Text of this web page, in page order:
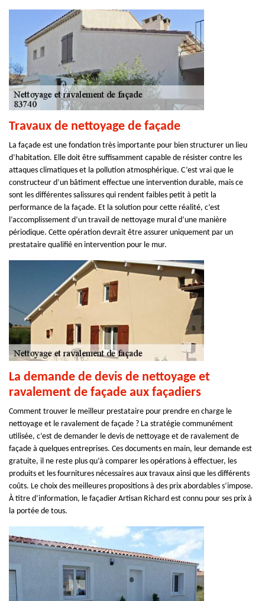
Travaux de nettoyage de façade
La façade est une fondation très importante pour bien structurer un lieu
d’habitation. Elle doit être suffisamment capable de résister contre les
attaques climatiques et la pollution atmosphérique. C’est vrai que le
constructeur d’un bâtiment effectue une intervention durable, mais ce
sont les différentes salissures qui rendent faibles petit à petit la
performance de la façade. Et la solution pour cette réalité, c’est
l’accomplissement d’un travail de nettoyage mural d’une manière
périodique. Cette opération devrait être assurer uniquement par un
prestataire qualifié en intervention pour le mur.
La demande de devis de nettoyage et
ravalement de façade aux façadiers
Comment trouver le meilleur prestataire pour prendre en charge le
nettoyage et le ravalement de façade ? La stratégie communément
utilisée, c’est de demander le devis de nettoyage et de ravalement de
façade à quelques entreprises. Ces documents en main, leur demande est
gratuite, il ne reste plus qu’à comparer les opérations à effectuer, les
produits et les fournitures nécessaires aux travaux ainsi que les différents
coûts. Le choix des meilleures propositions à des prix abordables s’impose.
À titre d’information, le façadier Artisan Richard est connu pour ses prix à
la portée de tous.